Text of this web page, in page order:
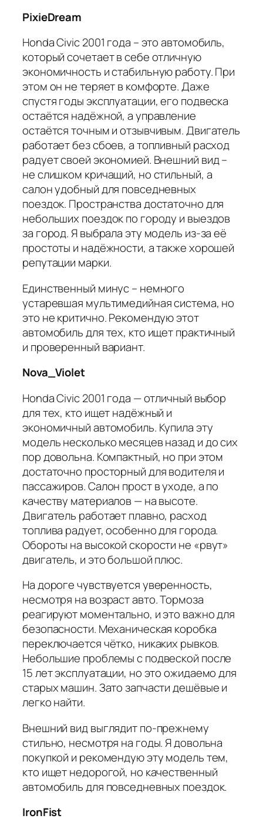
PixieDream
Honda Civic 2001 года – это автомобиль,
который сочетает в себе отличную
экономичность и стабильную работу. При
этом он не теряет в комфорте. Даже
спустя годы эксплуатации, его подвеска
остаётся надёжной, а управление
остаётся точным и отзывчивым. Двигатель
работает без сбоев, а топливный расход
радует своей экономией. Внешний вид –
не слишком кричащий, но стильный, а
салон удобный для повседневных
поездок. Пространства достаточно для
небольших поездок по городу и выездов
за город. Я выбрала эту модель из-за её
простоты и надёжности, а также хорошей
репутации марки.
Единственный минус – немного
устаревшая мультимедийная система, но
это не критично. Рекомендую этот
автомобиль для тех, кто ищет практичный
и проверенный вариант.
Nova_Violet
Honda Civic 2001 года — отличный выбор
для тех, кто ищет надёжный и
экономичный автомобиль. Купила эту
модель несколько месяцев назад и до сих
пор довольна. Компактный, но при этом
достаточно просторный для водителя и
пассажиров. Салон прост в уходе, а по
качеству материалов — на высоте.
Двигатель работает плавно, расход
топлива радует, особенно для города.
Обороты на высокой скорости не «рвут»
двигатель, и это большой плюс.
На дороге чувствуется уверенность,
несмотря на возраст авто. Тормоза
реагируют моментально, и это важно для
безопасности. Механическая коробка
переключается чётко, никаких рывков.
Небольшие проблемы с подвеской после
15 лет эксплуатации, но это ожидаемо для
старых машин. Зато запчасти дешёвые и
легко найти.
Внешний вид выглядит по-прежнему
стильно, несмотря на годы. Я довольна
покупкой и рекомендую эту модель тем,
кто ищет недорогой, но качественный
автомобиль для повседневных поездок.
IronFist